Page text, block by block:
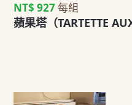
NT$ 927每組
蘋果塔（TARTETTE